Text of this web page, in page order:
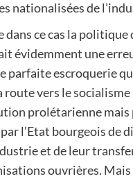
nationalisées de
dans ce cas la politique
évidemment une
parfaite escroquerie
route vers le socialisme
prolétarienne mais
l’Etat bourgeois de
et de leur
ouvrières. Mais